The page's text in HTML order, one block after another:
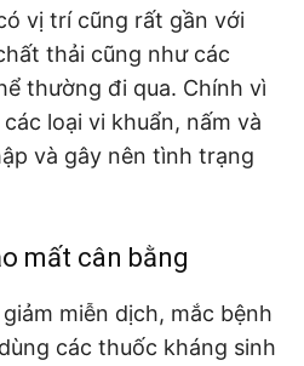
vị trí cũng rất gần với
thải cũng như các
thường đi qua. Chính vì
loại vi khuẩn, nấm và
và gây nên tình trạng
mất cân bằng
miễn dịch, mắc bệnh
các thuốc kháng sinh